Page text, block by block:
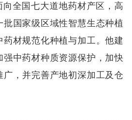
全国七大道地药材产区，高
批国家级区域性智慧生态种植
材规范化种植与加工。他建
强中药材种质资源保护，加快
广，并完善产地初深加工及仓